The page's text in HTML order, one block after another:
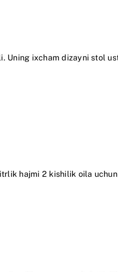
ixcham dizayni stol
hajmi 2 kishilik oila